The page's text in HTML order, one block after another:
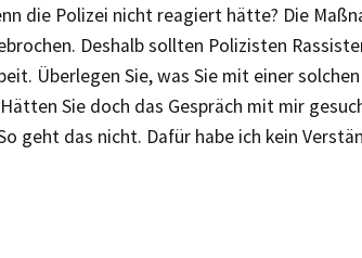
die Polizei nicht reagiert hätte? Die
Deshalb sollten Polizisten
Überlegen Sie, was Sie mit einer
Sie doch das Gespräch mit mir
geht das nicht. Dafür habe ich kein